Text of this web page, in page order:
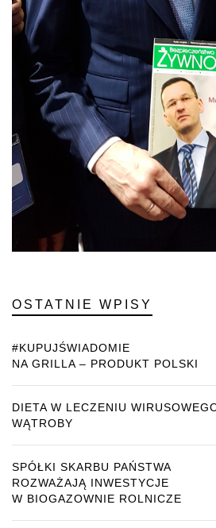
OSTATNIE WPISY
#KUPUJŚWIADOMIE
NA GRILLA – PRODUKT POLSKI
DIETA W LECZENIU
WĄTROBY
SPÓŁKI SKARBU PAŃSTWA
ROZWAŻAJĄ INWESTYCJE
W BIOGAZOWNIE ROLNICZE